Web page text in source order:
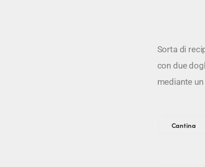
Sorta di
con due
mediante
Cantina